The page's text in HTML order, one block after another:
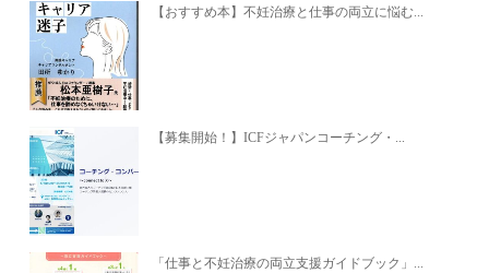
【おすすめ本】不妊治療と仕事の両立に悩む...
【募集開始！】ICFジャパンコーチング・...
「仕事と不妊治療の両立支援ガイドブック」...